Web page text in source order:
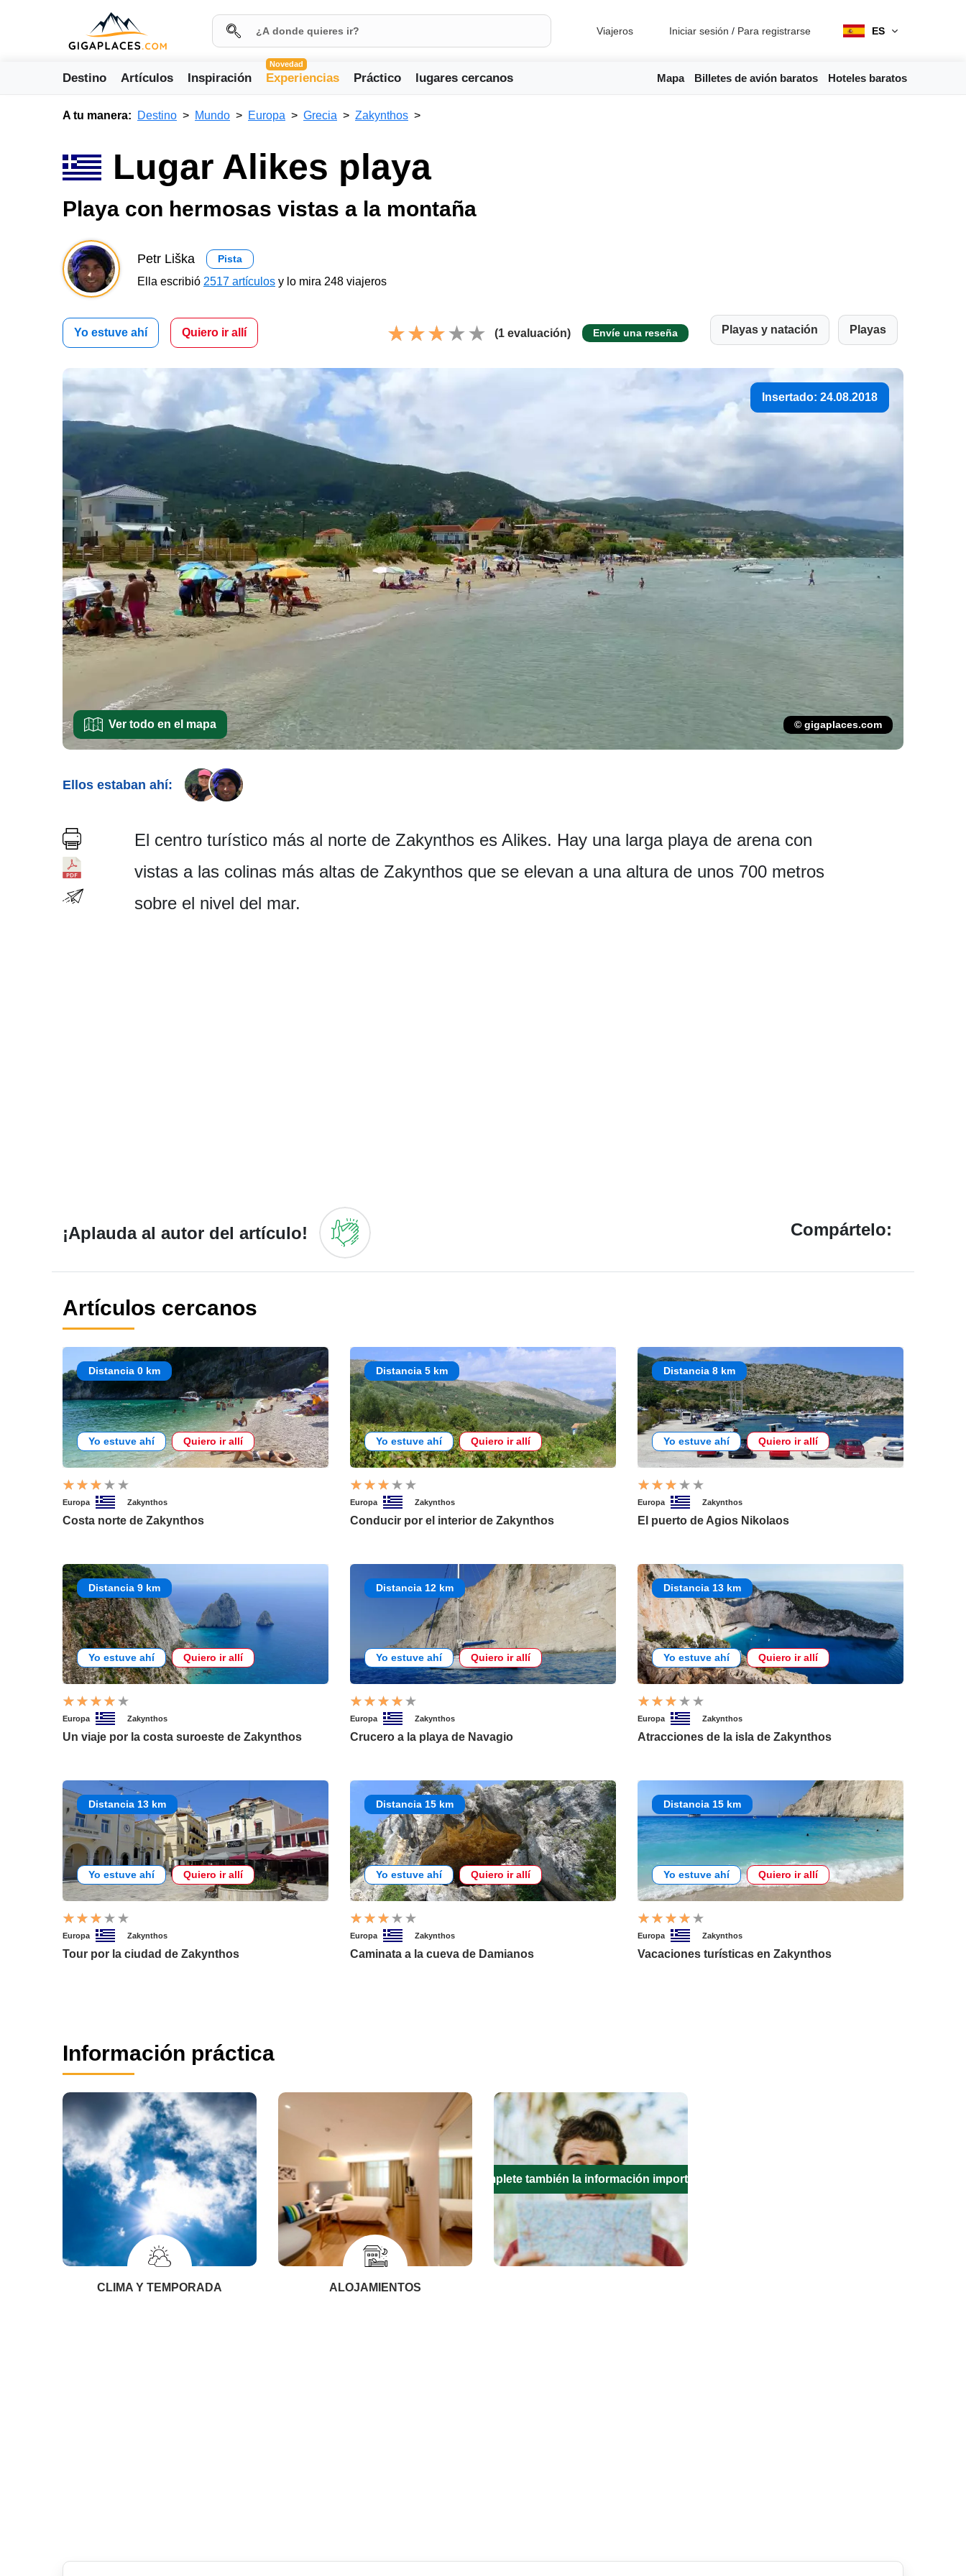
Viajeros Iniciar sesión / Para registrarse ES
Destino Artículos Inspiración
Novedad
Experiencias Práctico lugares cercanos Mapa Billetes de avión baratos Hoteles baratos
A tu manera: Destino Mundo Europa Grecia Zakynthos
Lugar Alikes playa
Playa con hermosas vistas a la montaña
Petr Liška Pista
Ella escribió 2517 artículos y lo mira 248 viajeros
Yo estuve ahí Quiero ir allí (1 evaluación) Envíe una reseña Playas y natación Playas
Insertado: 24.08.2018
Ver todo en el mapa © gigaplaces.com
Ellos estaban ahí:
El centro turístico más al norte de Zakynthos es Alikes. Hay una larga playa de arena con
vistas a las colinas más altas de Zakynthos que se elevan a una altura de unos 700 metros
sobre el nivel del mar.
¡Aplauda al autor del artículo! Compártelo:
Artículos cercanos
Distancia 0 km
Yo estuve ahí Quiero ir allí
Europa Zakynthos
Costa norte de Zakynthos
Distancia 5 km
Yo estuve ahí Quiero ir allí
Europa Zakynthos
Conducir por el interior de Zakynthos
Distancia 8 km
Yo estuve ahí Quiero ir allí
Europa Zakynthos
El puerto de Agios Nikolaos
Distancia 9 km
Yo estuve ahí Quiero ir allí
Europa Zakynthos
Un viaje por la costa suroeste de Zakynthos
Distancia 12 km
Yo estuve ahí Quiero ir allí
Europa Zakynthos
Crucero a la playa de Navagio
Distancia 13 km
Yo estuve ahí Quiero ir allí
Europa Zakynthos
Atracciones de la isla de Zakynthos
Distancia 13 km
Yo estuve ahí Quiero ir allí
Europa Zakynthos
Tour por la ciudad de Zakynthos
Distancia 15 km
Yo estuve ahí Quiero ir allí
Europa Zakynthos
Caminata a la cueva de Damianos
Distancia 15 km
Yo estuve ahí Quiero ir allí
Europa Zakynthos
Vacaciones turísticas en Zakynthos
Información práctica
CLIMA Y TEMPORADA ALOJAMIENTOS
Complete también la información importante